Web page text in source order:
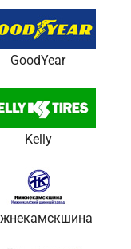
GoodYear
Kelly